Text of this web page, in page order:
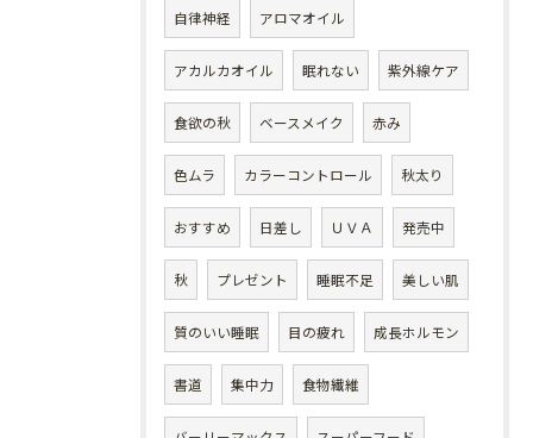
自律神経 アロマオイル
アカルカオイル 眠れない 紫外線ケア
食欲の秋 ベースメイク 赤み
色ムラ カラーコントロール 秋太り
おすすめ 日差し ＵＶＡ 発売中
秋 プレゼント 睡眠不足 美しい肌
質のいい睡眠 目の疲れ 成長ホルモン
書道 集中力 食物繊維